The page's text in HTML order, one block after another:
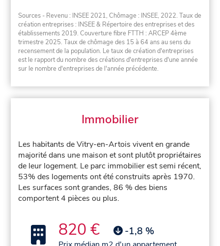
Sources - Revenu : INSEE 2021, Chômage : INSEE, 2022. Taux de
création entreprises : INSEE & Répertoire des entreprises et des
établissements 2019. Couverture fibre FTTH : ARCEP 4ème
trimestre 2025. Taux de chômage des 15 à 64 ans au sens du
recensement de la population. Le taux de création d'entreprises
est le rapport du nombre des créations d'entreprises d'une année
sur le nombre d'entreprises de l'année précédente.
Immobilier
Les habitants de Vitry-en-Artois vivent en grande
majorité dans une maison et sont plutôt propriétaires
de leur logement. Le parc immobilier est semi récent,
53% des logements ont été construits après 1970.
Les surfaces sont grandes, 86 % des biens
comportent 4 pièces ou plus.
820 € -1,8 %